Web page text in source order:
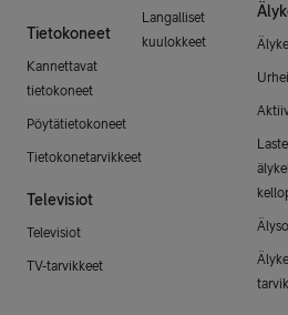
Tietokoneet
Kannettavat
tietokoneet
Pöytätietokoneet
Tietokonetarvikkeet
Televisiot
Televisiot
TV-tarvikkeet
Langalliset
kuulokkeet